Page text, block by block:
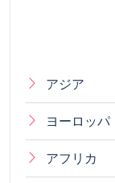
アジア
ヨーロッパ
アフリカ